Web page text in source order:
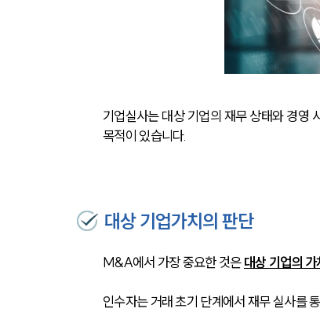
기업실사는 대상 기업의 재무 상태와 경영
목적이 있습니다.
대상 기업가치의 판단
M&A에서 가장 중요한 것은 대상 기업의
인수자는 거래 초기 단계에서 재무 실사를